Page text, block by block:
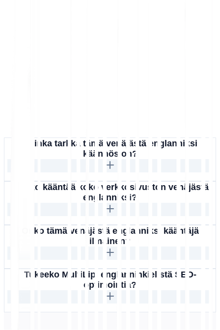
Kuinka tarkka tämä venäjästä englanniksi
käännös on?
Voinko kääntää koko verkkosivuston venäjästä
englanniksi?
Onko tämä venäjästä englanniksi kääntäjä
ilmainen?
Tukeeko MultiLipi englanninkielistä SEO-
optimointia?